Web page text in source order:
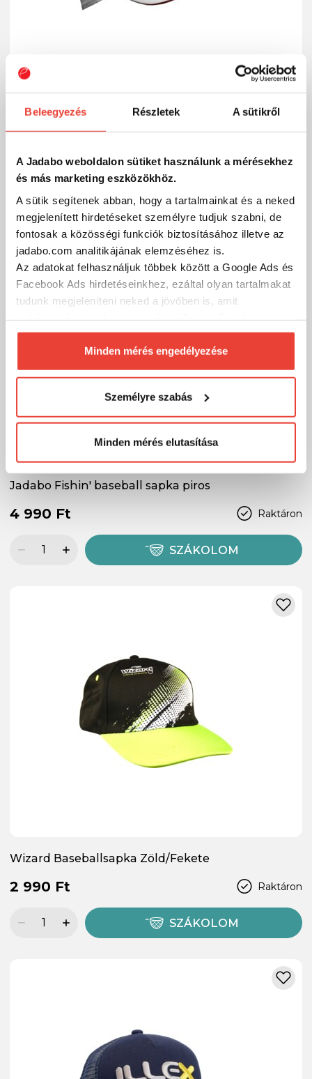
Beleegyezés Részletek A sütikről
A Jadabo weboldalon sütiket használunk a mérésekhez
és más marketing eszközökhöz.
A sütik segítenek abban, hogy a tartalmainkat és a neked
megjelenített hirdetéseket személyre tudjuk szabni, de
fontosak a közösségi funkciók biztosításához illetve az
jadabo.com analitikájának elemzéséhez is.
Az adatokat felhasználjuk többek között a Google Ads és
Facebook Ads hirdetéseinkhez, ezáltal olyan tartalmakat
tudunk megjeleníteni neked a jövőben is, amit
biztosításához arra kérünk, hogy engedd meg
számunkra minden mérés használatát.
Természetesensoha semmilyen formában nem fogunk
megváltoztathatod a döntésed ezzel kapcsolatban.
Előre is köszönjük!
Minden mérés engedélyezése
Személyre szabás
Minden mérés elutasítása
Jadabo Fishin' baseball sapka fehér
SZÁKOLOM
Jadabo Fishin' baseball sapka piros
Raktáron
4 990 Ft
SZÁKOLOM
Wizard Baseballsapka Zöld/Fekete
Raktáron
2 990 Ft
SZÁKOLOM